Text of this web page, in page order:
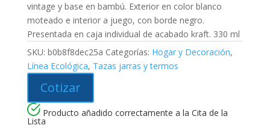
vintage y base en bambú. Exterior en color blanco
moteado e interior a juego, con borde negro.
Presentada en caja individual de acabado kraft. 330 ml
SKU: b0b8f8dec25a Categorías: Hogar y Decoración,
Línea Ecológica, Tazas jarras y termos
Cotizar
Producto añadido correctamente a la Cita de la
Lista